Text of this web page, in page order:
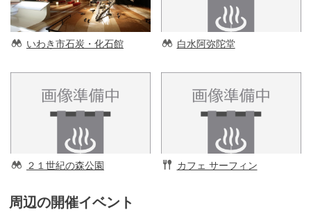
いわき市石炭・化石館 白水阿弥陀堂
２１世紀の森公園 カフェ サーフィン
周辺の開催イベント